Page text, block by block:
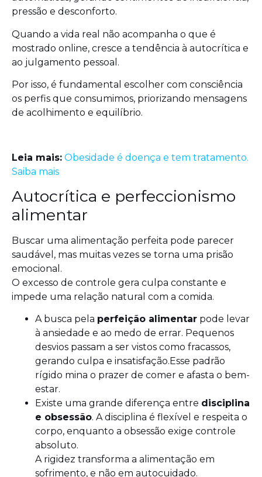
pressão e desconforto.
Quando a vida real não acompanha o que é
mostrado online, cresce a tendência à autocrítica e
ao julgamento pessoal.
Por isso, é fundamental escolher com consciência
os perfis que consumimos, priorizando mensagens
de acolhimento e equilíbrio.
Leia mais: Obesidade é doença e tem tratamento.
Saiba mais
Autocrítica e perfeccionismo
alimentar
Buscar uma alimentação perfeita pode parecer
saudável, mas muitas vezes se torna uma prisão
emocional.
O excesso de controle gera culpa constante e
impede uma relação natural com a comida.
A busca pela perfeição alimentar pode levar
à ansiedade e ao medo de errar. Pequenos
desvios passam a ser vistos como fracassos,
gerando culpa e insatisfação.Esse padrão
rígido mina o prazer de comer e afasta o bem-
estar.
Existe uma grande diferença entre disciplina
e obsessão. A disciplina é flexível e respeita o
corpo, enquanto a obsessão exige controle
absoluto.
A rigidez transforma a alimentação em
sofrimento, e não em autocuidado.